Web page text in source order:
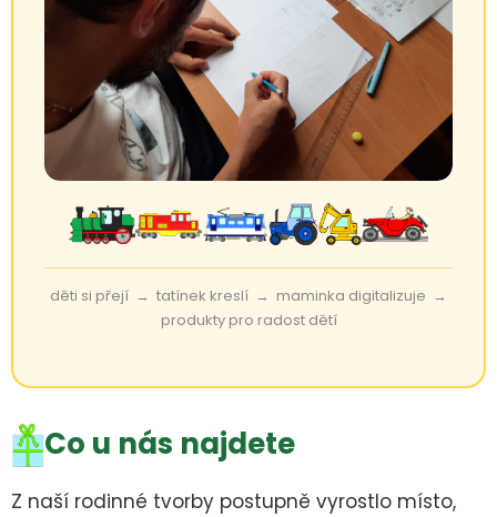
děti si přejí → tatínek kreslí → maminka digitalizuje →
produkty pro radost dětí
Co u nás najdete
Z naší rodinné tvorby postupně vyrostlo místo,